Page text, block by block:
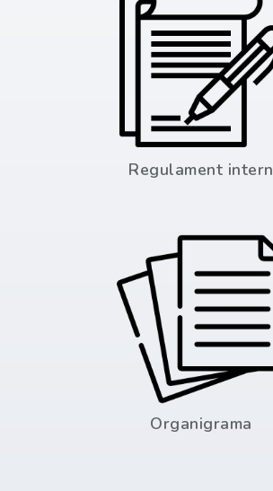
Regulament intern
Organigrama